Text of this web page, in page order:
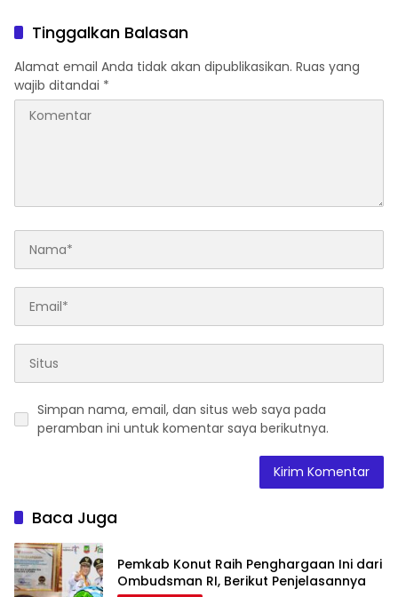
Tinggalkan Balasan
Alamat email Anda tidak akan dipublikasikan. Ruas yang
wajib ditandai *
Simpan nama, email, dan situs web saya pada
peramban ini untuk komentar saya berikutnya.
Baca Juga
Pemkab Konut Raih Penghargaan Ini dari
Ombudsman RI, Berikut Penjelasannya